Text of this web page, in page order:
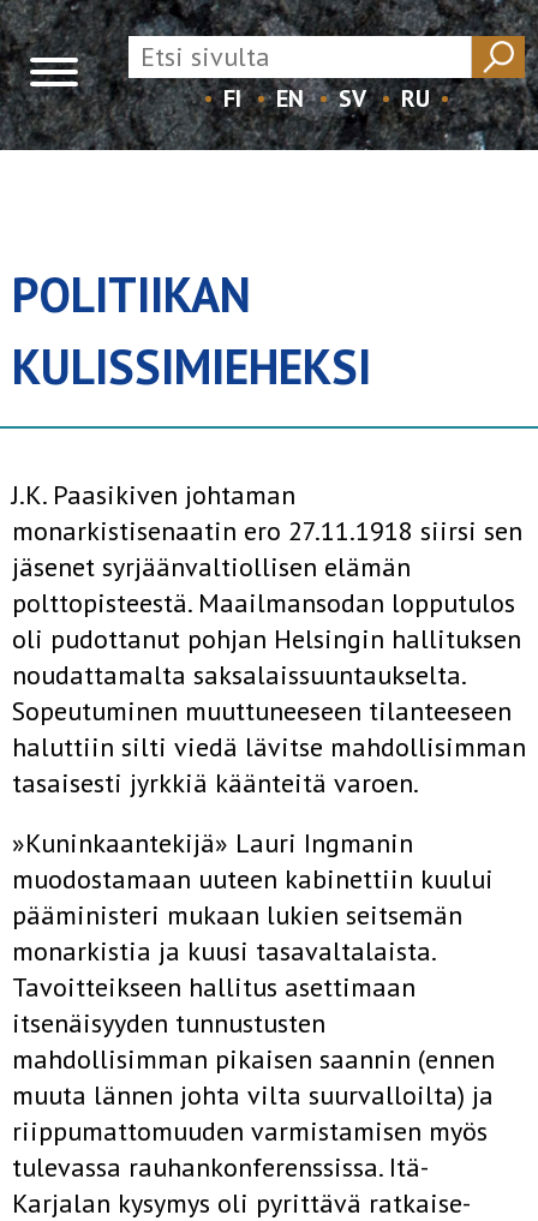
FI EN SV RU
POLITIIKAN
KULISSIMIEHEKSI
J.K. Paasikiven johtaman
monarkistisenaatin ero 27.11.1918 siirsi sen
jäsenet syrjäänvaltiollisen elämän
polttopisteestä. Maailmansodan lopputulos
oli pudottanut pohjan Helsingin hallituksen
noudattamalta saksalaissuuntaukselta.
Sopeutuminen muuttuneeseen tilanteeseen
haluttiin silti viedä lävitse mahdollisimman
tasaisesti jyrkkiä käänteitä va­roen.
»Kuninkaantekijä» Lauri Ingmanin
muodostamaan uuteen kabinet­tiin kuului
pääministeri mukaan lukien seitsemän
monarkistia ja kuusi tasavaltalaista.
Tavoitteikseen hallitus asettimaan
itsenäisyyden tunnus­tusten
mahdollisimman pikaisen saannin (ennen
muuta lännen johta­ vilta suurvalloilta) ja
riippumattomuuden varmistamisen myös
tulevas­sa rauhankonferenssissa. Itä-
Karjalan kysymys oli pyrittävä ratkaise­